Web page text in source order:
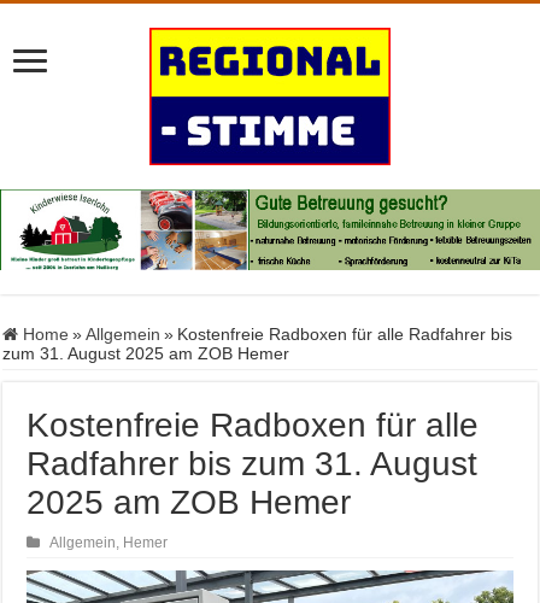
Home » Allgemein » Kostenfreie Radboxen für alle Radfahrer bis
zum 31. August 2025 am ZOB Hemer
Kostenfreie Radboxen für alle
Radfahrer bis zum 31. August
2025 am ZOB Hemer
Allgemein Hemer